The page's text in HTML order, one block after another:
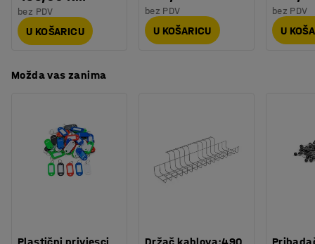
bez PDV
U KOŠARICU
bez PDV
U KOŠARICU
bez PDV
U
Možda vas zanima